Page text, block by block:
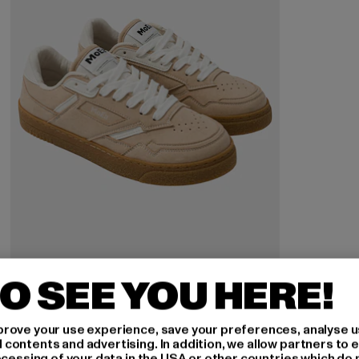
MOEA
GEN9
81,19 EUR
Derzeitiger Preis: 81,19 EUR
139,99 EURAktionspreis: 139,99 EUR
SEE YOU HERE!
your use experience, save your preferences, analyse
and advertising. In addition, we allow partners to